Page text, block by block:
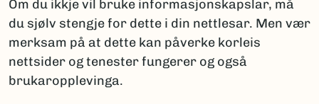
Om du ikkje vil bruke informasjonskapslar, må
du sjølv stengje for dette i din nettlesar. Men vær
merksam på at dette kan påverke korleis
nettsider og tenester fungerer og også
brukaropplevinga.